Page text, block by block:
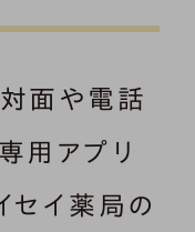
面や電話
用アプリ
セイ薬局の